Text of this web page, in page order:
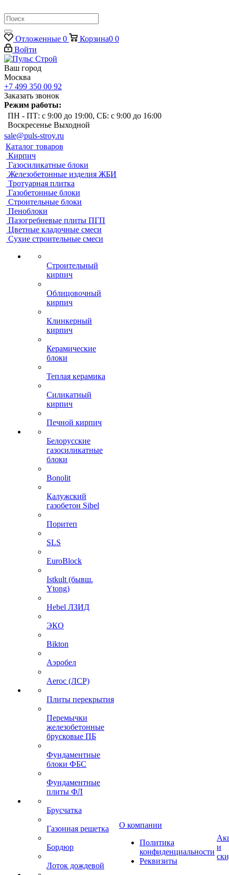
Отложенные 0 Корзина0 0
Войти
Ваш город
Москва
+7 499 350 00 92
Заказать звонок
Режим работы:
ПН - ПТ: с 9:00 до 19:00, СБ: с 9:00 до 16:00
Воскресенье Выходной
sale@puls-stroy.ru
Каталог товаров
Кирпич
Газосиликатные блоки
Железобетонные изделия ЖБИ
Тротуарная плитка
Газобетонные блоки
Строительные блоки
Пеноблоки
Пазогребневые плиты ПГП
Цветные кладочные смеси
Сухие строительные смеси
Строительный
кирпич
Облицовочный
кирпич
Клинкерный
кирпич
Керамические
блоки
Теплая керамика
Силикатный
кирпич
Печной кирпич
Белорусские
газосиликатные
блоки
Bonolit
Калужский
газобетон Sibel
Поритеп
SLS
EuroBlock
Istkult (бывш.
Ytong)
Hebel ЛЗИД
ЭКО
Bikton
Аэробел
Aeroc (ЛСР)
Плиты перекрытия
Перемычки
железобетонные
брусковые ПБ
Фундаментные
блоки ФБС
Фундаментные
плиты ФЛ
Брусчатка
Газонная решетка
Бордюр
Лоток дождевой
О компании
Политика
конфиденциальности
Реквизиты
и